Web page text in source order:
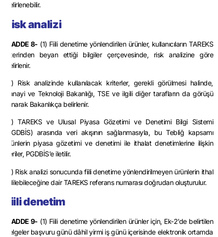
belirlenebilir.
Risk analizi
MADDE 8- (1) Fiili denetime yönlendirilen ürünler, kullanıcıların TAREKS
üzerinden beyan ettiği bilgiler çerçevesinde, risk analizine göre
belirlenir.
(2) Risk analizinde kullanılacak kriterler, gerekli görülmesi halinde,
Sanayi ve Teknoloji Bakanlığı, TSE ve ilgili diğer tarafların da görüşü
alınarak Bakanlıkça belirlenir.
(3) TAREKS ve Ulusal Piyasa Gözetimi ve Denetimi Bilgi Sistemi
(PGDBİS) arasında veri akışının sağlanmasıyla, bu Tebliğ kapsamı
ürünlerin piyasa gözetimi ve denetimi ile ithalat denetimlerine ilişkin
veriler, PGDBİS’e iletilir.
(4) Risk analizi sonucunda fiili denetime yönlendirilmeyen ürünlerin ithal
edilebileceğine dair TAREKS referans numarası doğrudan oluşturulur.
Fiili denetim
MADDE 9- (1) Fiili denetime yönlendirilen ürünler için, Ek-2’de belirtilen
belgeler başvuru günü dâhil yirmi iş günü içerisinde elektronik ortamda